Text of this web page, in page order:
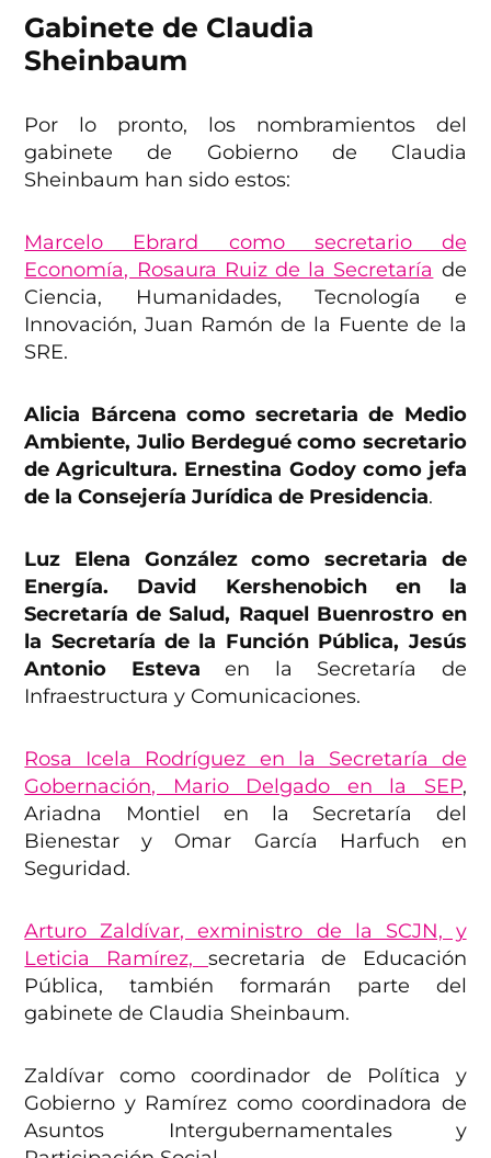
Gabinete de Claudia
Sheinbaum
Por lo pronto, los nombramientos del
gabinete de Gobierno de Claudia
Sheinbaum han sido estos:
Marcelo Ebrard como secretario de
Economía, Rosaura Ruiz de la Secretaría de
Ciencia, Humanidades, Tecnología e
Innovación, Juan Ramón de la Fuente de la
SRE.
Alicia Bárcena como secretaria de Medio
Ambiente, Julio Berdegué como secretario
de Agricultura. Ernestina Godoy como jefa
de la Consejería Jurídica de Presidencia.
Luz Elena González como secretaria de
Energía. David Kershenobich en la
Secretaría de Salud, Raquel Buenrostro en
la Secretaría de la Función Pública, Jesús
Antonio Estevaen la Secretaría de
Infraestructura y Comunicaciones.
Rosa Icela Rodríguez en la Secretaría de
Gobernación, Mario Delgado en la SEP,
Ariadna Montiel en la Secretaría del
Bienestar y Omar García Harfuch en
Seguridad.
Arturo Zaldívar, exministro de la SCJN, y
Leticia Ramírez, secretaria de Educación
Pública, también formarán parte del
gabinete de Claudia Sheinbaum.
Zaldívar como coordinador de Política y
Gobierno y Ramírez como coordinadora de
Asuntos Intergubernamentales y